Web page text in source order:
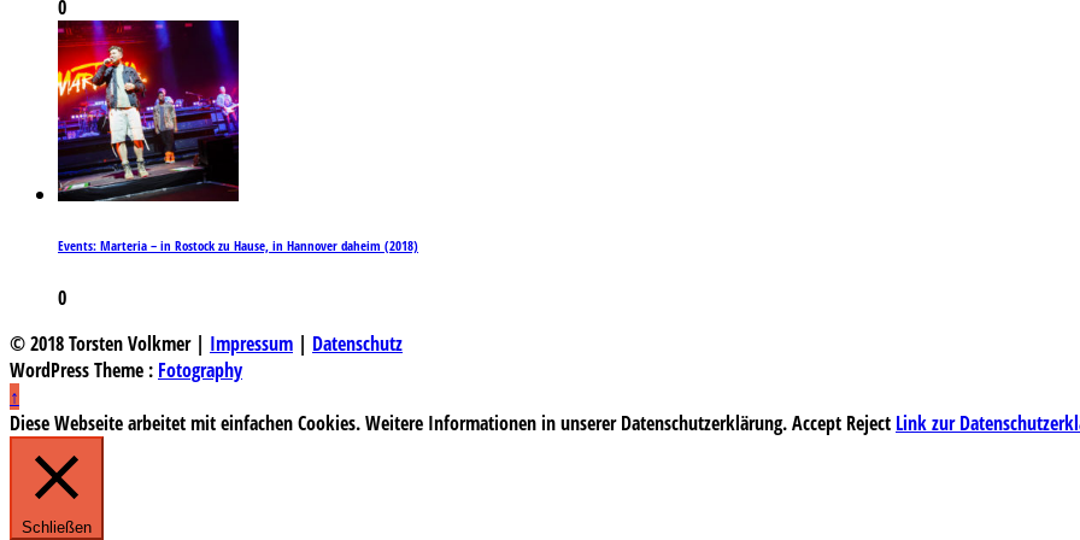
0
Events: Marteria – in Rostock zu Hause, in Hannover daheim (2018)
0
© 2018 Torsten Volkmer | Impressum | Datenschutz
WordPress Theme : Fotography
↑
Diese Webseite arbeitet mit einfachen Cookies. Weitere Informationen in unserer Datenschutzerklärung.Accept Reject Link zur
Schließen